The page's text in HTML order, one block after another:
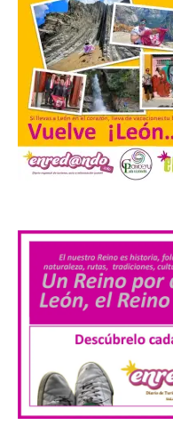
La Comisión
programa
prácticas Blue
abriéndolo a
EFP
6 Ago 2026
abiertas
de
2026.-
Europea ha actualizado
programa de prácticas,
marco único
programa […]
Despega el